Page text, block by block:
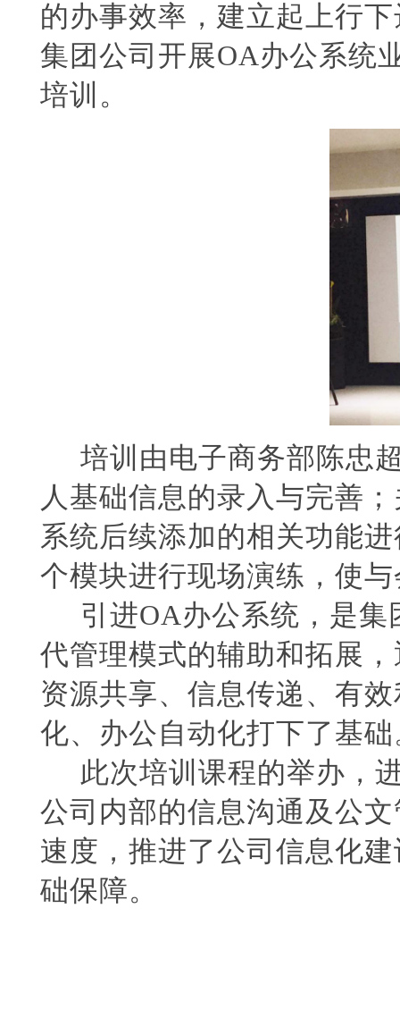
的办事效率，建立起上行
集团公司开展OA办公系统
培训。
培训由电子商务部陈忠
人基础信息的录入与完善
系统后续添加的相关功能
个模块进行现场演练，使
引进OA办公系统，是集
代管理模式的辅助和拓展
资源共享、信息传递、有
化、办公自动化打下了基础
此次培训课程的举办，
公司内部的信息沟通及公
速度，推进了公司信息化
础保障。